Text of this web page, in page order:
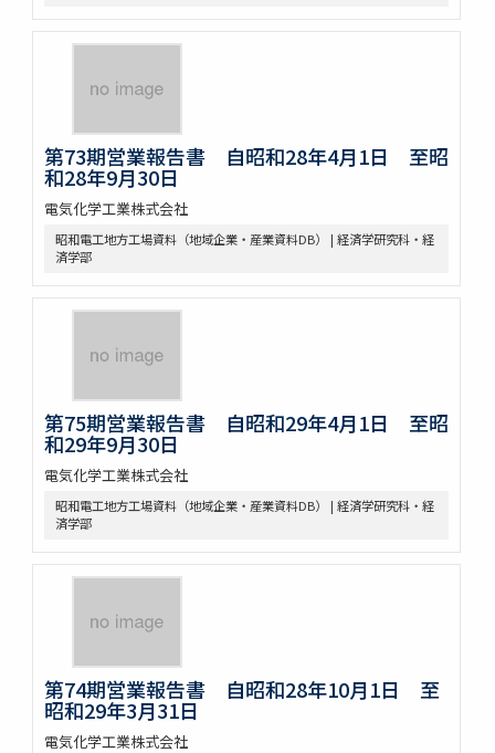
第73期営業報告書 自昭和28年4月1日 至昭
和28年9月30日
電気化学工業株式会社
昭和電工地方工場資料（地域企業・産業資料DB） | 経済学研究科・経
済学部
第75期営業報告書 自昭和29年4月1日 至昭
和29年9月30日
電気化学工業株式会社
昭和電工地方工場資料（地域企業・産業資料DB） | 経済学研究科・経
済学部
第74期営業報告書 自昭和28年10月1日 至
昭和29年3月31日
電気化学工業株式会社